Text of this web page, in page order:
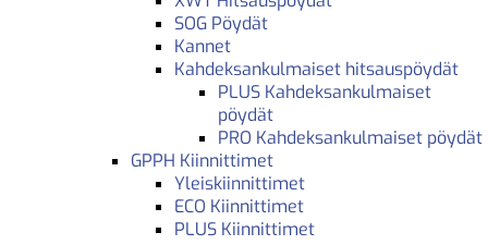
SOG Pöydät
Kannet
Kahdeksankulmaiset hitsauspöydät
PLUS Kahdeksankulmaiset
pöydät
PRO Kahdeksankulmaiset pöydät
GPPH Kiinnittimet
Yleiskiinnittimet
ECO Kiinnittimet
PLUS Kiinnittimet